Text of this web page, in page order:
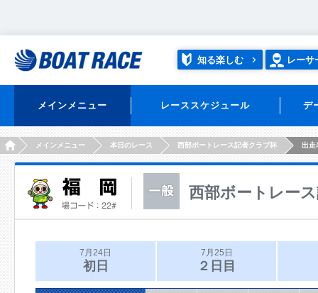
知る楽しむ レーサ
メインメニュー レーススケジュール デ
HOMEメインメニュー 本日のレース 西部ボートレース記者クラブ杯 出走
西部ボートレー
7月24日
初日
7月25日
２日目